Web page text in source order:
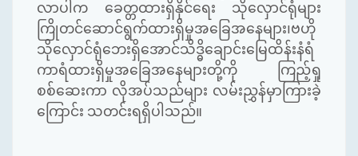
လာပါက ခေတ္တထားရှိနိုင်ရေး သိုလှောင်ရုံများ
ကြိုတင်ဆောင်ရွက်ထားရှိမှုအခြေအနေများ၊ဗဟို
သိုလှောင်ရုံဘေးရှိအောင်သိဒ္ဓိချောင်းမြေထိန်းနံရံ
ကာရံထားရှိမှုအခြေအနေများတို့ကို ကြည့်ရှု
စစ်ဆေးကာ လိုအပ်သည်များ လမ်းညွှန်မှာကြားခဲ့
ကြောင်း သတင်းရရှိပါသည်။